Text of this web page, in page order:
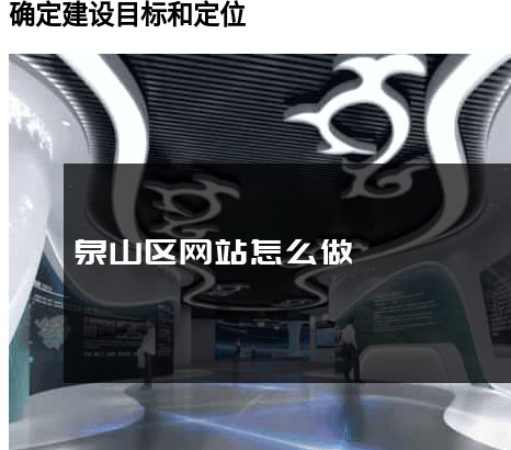
确定建设目标和定位